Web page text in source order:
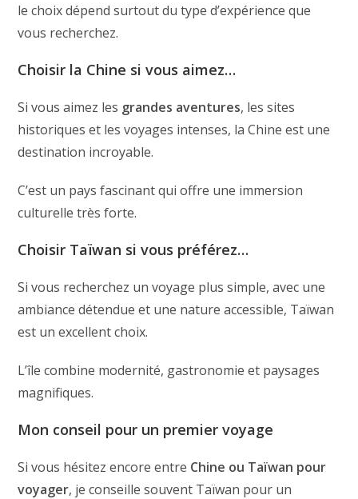
le choix dépend surtout du type d’expérience que
vous recherchez.
Choisir la Chine si vous aimez…
Si vous aimez les grandes aventures, les sites
historiques et les voyages intenses, la Chine est une
destination incroyable.
C’est un pays fascinant qui offre une immersion
culturelle très forte.
Choisir Taïwan si vous préférez…
Si vous recherchez un voyage plus simple, avec une
ambiance détendue et une nature accessible, Taïwan
est un excellent choix.
L’île combine modernité, gastronomie et paysages
magnifiques.
Mon conseil pour un premier voyage
Si vous hésitez encore entre Chine ou Taïwan pour
voyager, je conseille souvent Taïwan pour un